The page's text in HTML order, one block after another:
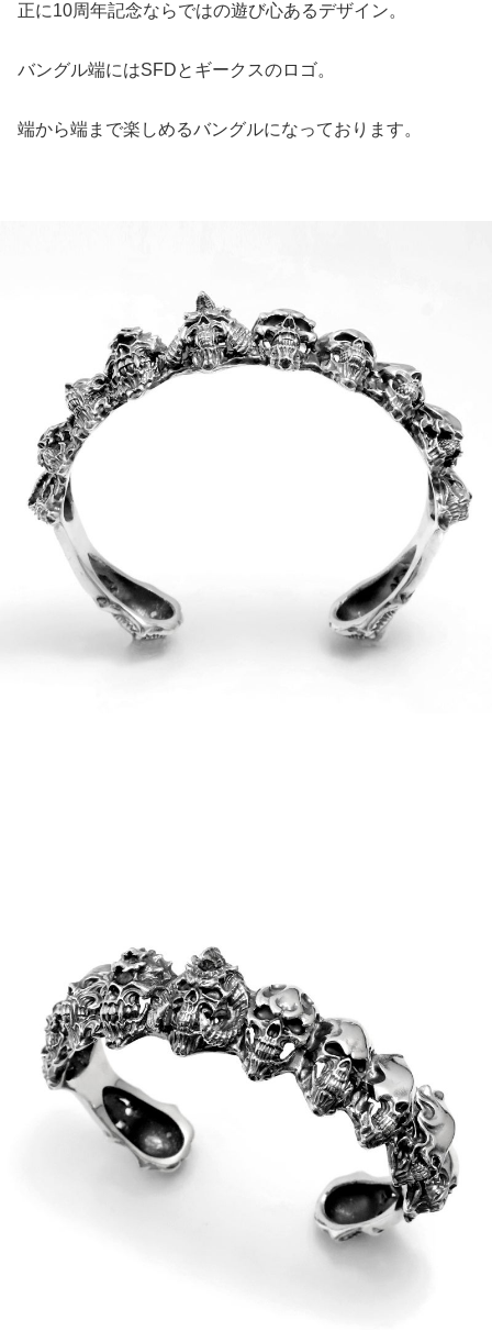
正に10周年記念ならではの遊び心あるデザイン。
バングル端にはSFDとギークスのロゴ。
端から端まで楽しめるバングルになっております。